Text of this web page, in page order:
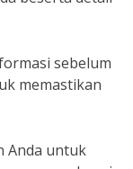
sebelum
memastikan
Anda untuk